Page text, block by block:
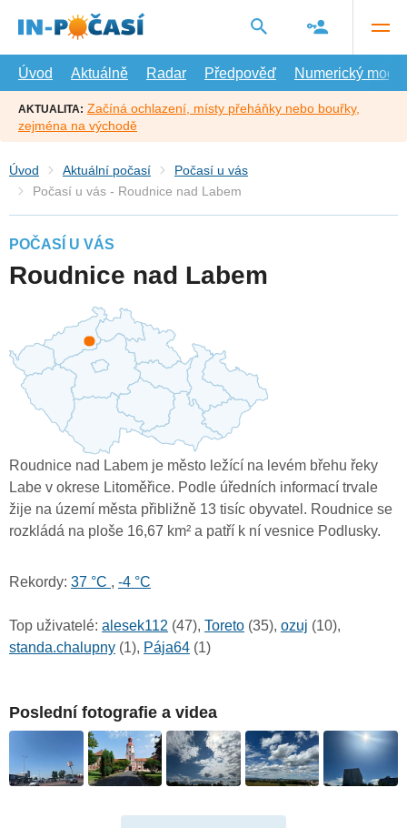
hlavní
Úvod
Aktuálně Radar Předpověď Numerický model
AKTUALITA: Začíná ochlazení, místy přeháňky nebo bouřky,
zejména na východě
Úvod Aktuální počasí
Počasí u vás
Počasí u vás - Roudnice nad Labem
POČASÍ U VÁS
Roudnice nad Labem
Roudnice nad Labem je město ležící na levém břehu řeky
Labe v okrese Litoměřice. Podle úředních informací trvale
žije na území města přibližně 13 tisíc obyvatel. Roudnice se
rozkládá na ploše 16,67 km² a patří k ní vesnice Podlusky.
Rekordy: 37 °C , -4 °C
Top uživatelé: alesek112 (47), Toreto (35), ozuj (10),
standa.chalupny (1), Pája64 (1)
Poslední fotografie a videa